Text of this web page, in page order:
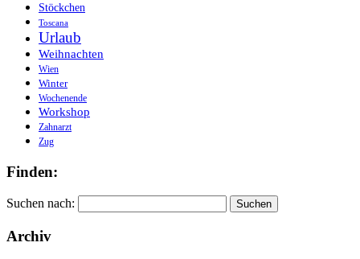
Stöckchen
Toscana
Urlaub
Weihnachten
Wien
Winter
Wochenende
Workshop
Zahnarzt
Zug
Finden:
Suchen nach:
Archiv